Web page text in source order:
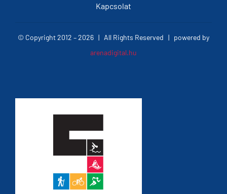
Kapcsolat
© Copyright 2012 –2026 | All Rights Reserved | powered by
arenadigital.hu